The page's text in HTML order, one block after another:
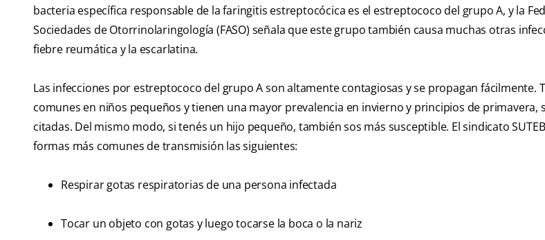
bacteria específica responsable de la faringitis estreptocócica es el estreptococo del grupo A, y la
Sociedades de Otorrinolaringología (FASO) señala que este grupo también causa muchas otras
fiebre reumática y la escarlatina.
Las infecciones por estreptococo del grupo A son altamente contagiosas y se propagan fácilmente.
comunes en niños pequeños y tienen una mayor prevalencia en invierno y principios de primavera,
citadas. Del mismo modo, si tenés un hijo pequeño, también sos más susceptible. El sindicato
formas más comunes de transmisión las siguientes:
Respirar gotas respiratorias de una persona infectada
Tocar un objeto con gotas y luego tocarse la boca o la nariz